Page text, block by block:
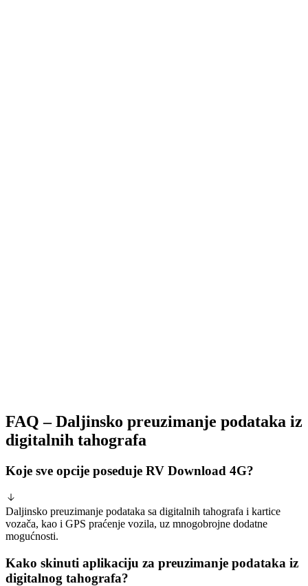
FAQ – Daljinsko preuzimanje podataka iz
digitalnih tahografa
Koje sve opcije poseduje RV Download 4G?
Daljinsko preuzimanje podataka sa digitalnih tahografa i kartice
vozača, kao i GPS praćenje vozila, uz mnogobrojne dodatne
mogućnosti.
Kako skinuti aplikaciju za preuzimanje podataka iz
digitalnog tahografa?